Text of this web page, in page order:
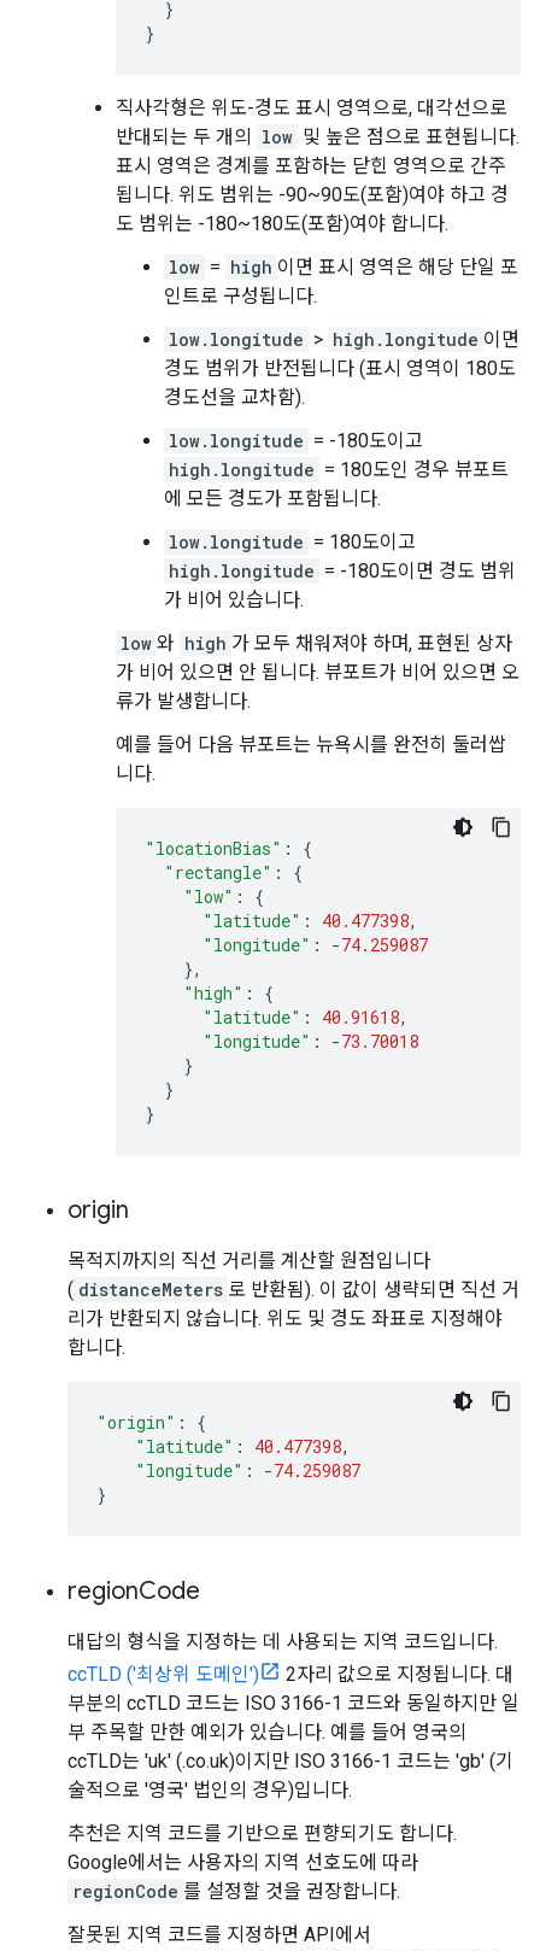
}
}
직사각형은 위도-경도 표시 영역으로, 대각선으로
반대되는 두 개의
low 및 높은 점으로 표현됩니다.
표시 영역은 경계를 포함하는 닫힌 영역으로 간주
됩니다. 위도 범위는 -90~90도(포함)여야 하고 경
도 범위는 -180~180도(포함)여야 합니다.
low = high 이면 표시 영역은 해당 단일 포
인트로 구성됩니다.
low.longitude > high.longitude 이면
경도 범위가 반전됩니다 (표시 영역이 180도
경도선을 교차함).
low.longitude = -180도이고
high.longitude = 180도인 경우 뷰포트
에 모든 경도가 포함됩니다.
low.longitude = 180도이고
high.longitude = -180도이면 경도 범위
가 비어 있습니다.
low 와 high 가 모두 채워져야 하며, 표현된 상자
가 비어 있으면 안 됩니다. 뷰포트가 비어 있으면 오
류가 발생합니다.
예를 들어 다음 뷰포트는 뉴욕시를 완전히 둘러쌉
니다.
"locationBias" :
{
"rectangle" :
{
"low" :
{
"latitude" : 40.477398,
"longitude" : -74.259087
},
"high" :
{
"latitude" : 40.91618,
"longitude" : -73.70018
}
}
}
origin
목적지까지의 직선 거리를 계산할 원점입니다
( distanceMeters 로 반환됨). 이 값이 생략되면 직선 거
리가 반환되지 않습니다. 위도 및 경도 좌표로 지정해야
합니다.
"origin" :
{
"latitude" : 40.477398,
"longitude" : -74.259087
}
regionCode
대답의 형식을 지정하는 데 사용되는 지역 코드입니다.
ccTLD ('최상위 도메인')
2자리 값으로 지정됩니다. 대
부분의 ccTLD 코드는 ISO 3166-1 코드와 동일하지만 일
부 주목할 만한 예외가 있습니다. 예를 들어 영국의
ccTLD는 'uk' (.co.uk)이지만 ISO 3166-1 코드는 'gb' (기
술적으로 '영국' 법인의 경우)입니다.
추천은 지역 코드를 기반으로 편향되기도 합니다.
Google에서는 사용자의 지역 선호도에 따라
regionCode 를 설정할 것을 권장합니다.
잘못된 지역 코드를 지정하면 API에서